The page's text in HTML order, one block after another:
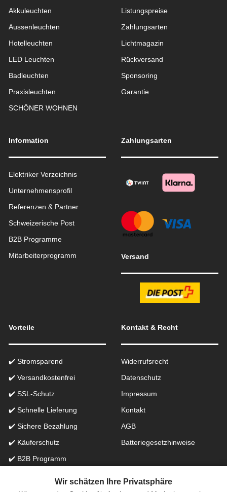
Akkuleuchten
Aussen­leuchten
Hotelleuchten
LED Leuchten
Badleuchten
Praxisleuchten
SCHÖNER WOHNEN
Listungspreise
Zahlungsarten
Lichtmagazin
Rückversand
Sponsoring
Garantie
Information
Elektriker Verzeichnis
Unternehmensprofil
Referenzen & Partner
Schweizerische Post
B2B Programme
Mitarbeiterprogramm
Zahlungsarten
Versand
Vorteile
✔️ Stromsparend
✔️ Versandkostenfrei
✔️ SSL-Schutz
✔️ Schnelle Lieferung
✔️ Sichere Bezahlung
✔️ Käuferschutz
✔️ B2B Programm
Kontakt & Recht
Widerrufsrecht
Datenschutz
Impressum
Kontakt
AGB
Batteriegesetzhinweise
Wir schätzen Ihre Privatsphäre